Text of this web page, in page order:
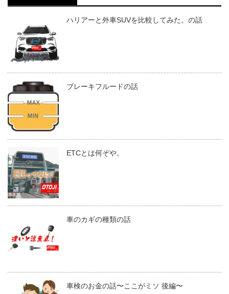
ハリアーと外車SUVを比較してみた。の話
ブレーキフルードの話
ETCとは何ぞや。
車のカギの種類の話
車検のお金の話〜ここがミソ 後編〜